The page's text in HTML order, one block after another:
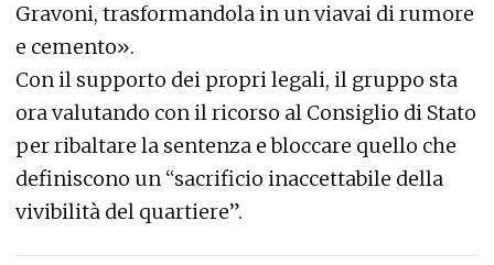
Gravoni, trasformandola in un viavai di rumore
e cemento».
Con il supporto dei propri legali, il gruppo sta
ora valutando con il ricorso al Consiglio di Stato
per ribaltare la sentenza e bloccare quello che
definiscono un “sacrificio inaccettabile della
vivibilità del quartiere”.